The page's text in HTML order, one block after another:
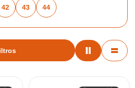
42 43 44